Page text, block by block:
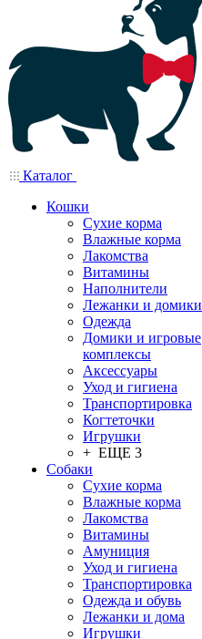
Каталог
Кошки
Сухие корма
Влажные корма
Лакомства
Витамины
Наполнители
Лежанки и домики
Одежда
Домики и игровые
комплексы
Аксессуары
Уход и гигиена
Транспортировка
Когтеточки
Игрушки
+ ЕЩЕ 3
Собаки
Сухие корма
Влажные корма
Лакомства
Витамины
Амуниция
Уход и гигиена
Транспортировка
Одежда и обувь
Лежанки и дома
Игрушки